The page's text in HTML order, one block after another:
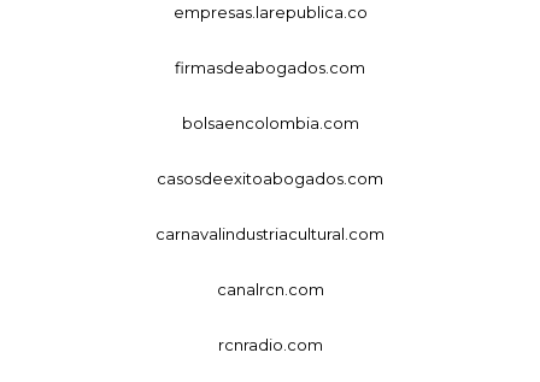
empresas.larepublica.co
firmasdeabogados.com
bolsaencolombia.com
casosdeexitoabogados.com
carnavalindustriacultural.com
canalrcn.com
rcnradio.com